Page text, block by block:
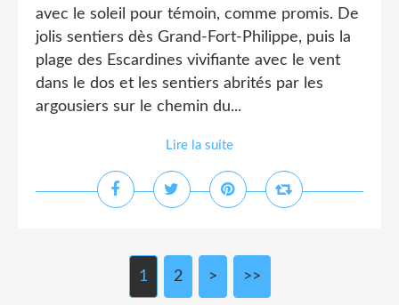
avec le soleil pour témoin, comme promis. De
jolis sentiers dès Grand-Fort-Philippe, puis la
plage des Escardines vivifiante avec le vent
dans le dos et les sentiers abrités par les
argousiers sur le chemin du...
Lire la suite
1 2 > >>